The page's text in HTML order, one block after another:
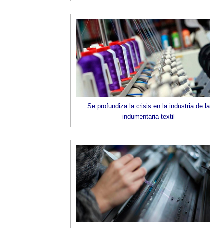
Se profundiza la crisis en la industria de la
indumentaria textil